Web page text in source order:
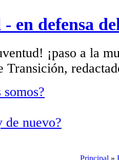
en defensa
¡paso a la
Transición,
somos?
de nuevo?
Principal »